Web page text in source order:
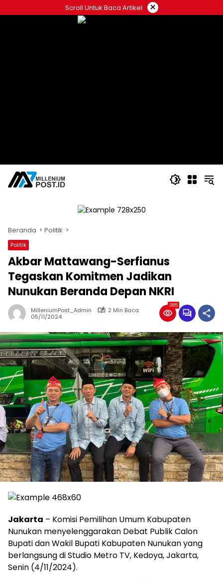
ke
Scroll Untuk Baca Artikel ×
Beranda Politik
Politik
Akbar Mattawang-Serfianus
Tegaskan Komitmen Jadikan
Nunukan Beranda Depan NKRI
MilleniumPost_Admin
2 Min Baca
05/11/2024
385
Jakarta – Komisi Pemilihan Umum Kabupaten
Nunukan menyelenggarakan Debat Publik Calon
Bupati dan Wakil Bupati Kabupaten Nunukan yang
berlangsung di Studio Metro TV, Kedoya, Jakarta,
Senin (4/11/2024).